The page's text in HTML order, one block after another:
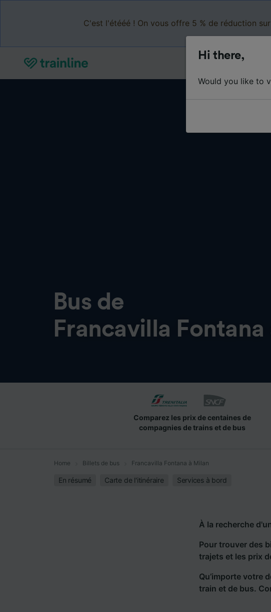
C'est l'étééé ! On vous offre 5 % de réduction
Bus de
Francavilla
Comparez les prix de centaines de
compagnies de trains et de bus
Home Billets de bus Francavilla Fontana à Milan
En résumé Carte de l'itinéraire Services à bord
À la recherche
Pour trouver des
trajets et les prix
Qu’importe votre
train et de bus.
Hi there,
Would you like to